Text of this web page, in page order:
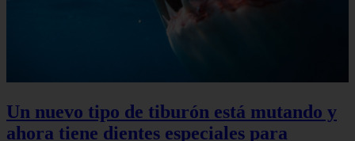
Un nuevo tipo de tiburón está mutando y
ahora tiene dientes especiales para